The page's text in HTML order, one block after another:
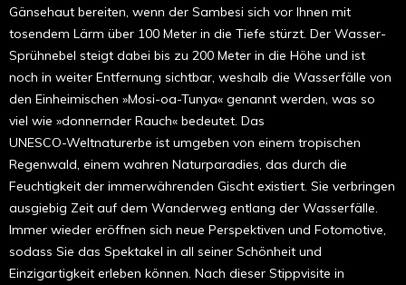
Gänsehaut bereiten, wenn der Sambesi sich vor Ihnen mit
tosendem Lärm über 100 Meter in die Tiefe stürzt. Der Wasser-
Sprühnebel steigt dabei bis zu 200 Meter in die Höhe und ist
noch in weiter Entfernung sichtbar, weshalb die Wasserfälle von
den Einheimischen »Mosi-oa-Tunya« genannt werden, was so
viel wie »donnernder Rauch« bedeutet. Das
UNESCO-Weltnaturerbe ist umgeben von einem tropischen
Regenwald, einem wahren Naturparadies, das durch die
Feuchtigkeit der immerwährenden Gischt existiert. Sie verbringen
ausgiebig Zeit auf dem Wanderweg entlang der Wasserfälle.
Immer wieder eröffnen sich neue Perspektiven und Fotomotive,
sodass Sie das Spektakel in all seiner Schönheit und
Einzigartigkeit erleben können. Nach dieser Stippvisite in